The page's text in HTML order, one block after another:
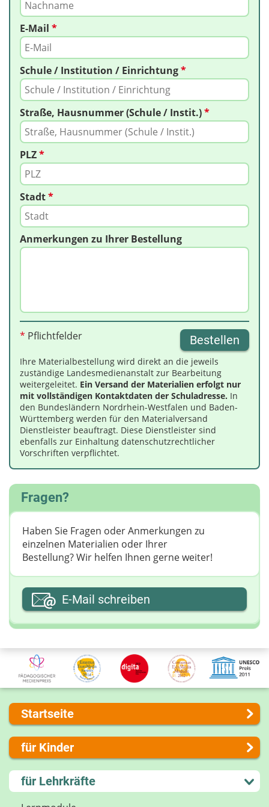
E-Mail *
Schule / Institution / Einrichtung*
Straße, Hausnummer (Schule / Instit.)*
PLZ*
Stadt*
Anmerkungen zu Ihrer Bestellung
* Pflichtfelder Bestellen
Ihre Materialbestellung wird direkt an die jeweils
zuständige Landesmedienanstalt zur Bearbeitung
weitergeleitet. Ein Versand der Materialien erfolgt nur
mit vollständigen Kontaktdaten der Schuladresse. In
den Bundesländern Nordrhein-Westfalen und Baden-
Württemberg werden für den Materialversand
Dienstleister beauftragt. Diese Dienstleister sind
ebenfalls zur Einhaltung datenschutzrechtlicher
Vorschriften verpflichtet.
Fragen?
Haben Sie Fragen oder Anmerkungen zu
einzelnen Materialien oder Ihrer
Bestellung? Wir helfen Ihnen gerne weiter! ​
Ihre E-Mail-Adresse
E-Mail schreiben
Startseite
Über uns
Presse
Kontakt
Impressum
für Kinder
Lernen und Schule
Hobby und Freizeit
für Lehrkräfte